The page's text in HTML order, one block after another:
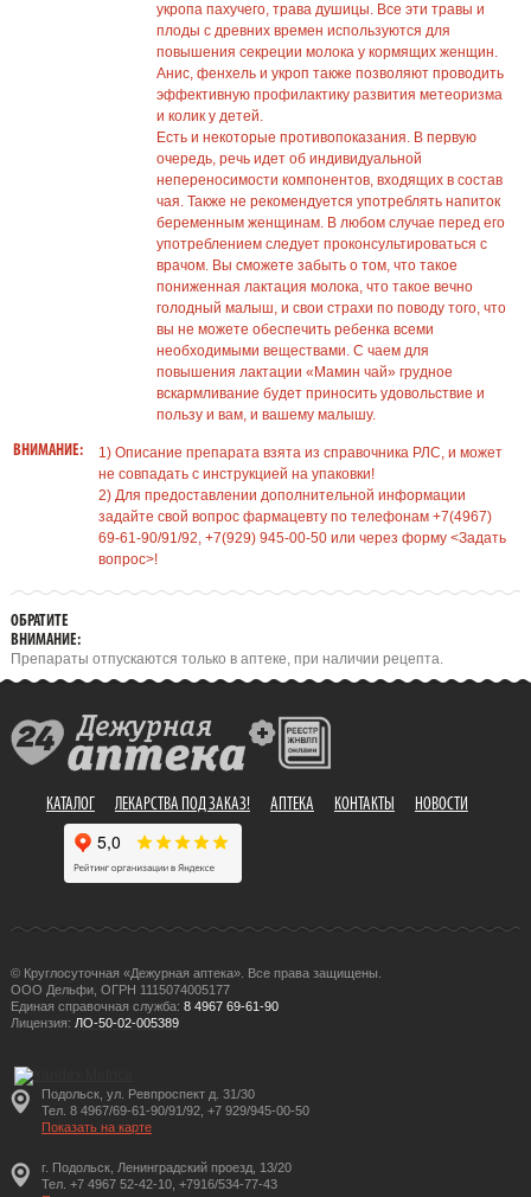
укропа пахучего, трава душицы. Все эти травы и
плоды с древних времен используются для
повышения секреции молока у кормящих женщин.
Анис, фенхель и укроп также позволяют проводить
эффективную профилактику развития метеоризма
и колик у детей.
Есть и некоторые противопоказания. В первую
очередь, речь идет об индивидуальной
непереносимости компонентов, входящих в состав
чая. Также не рекомендуется употреблять напиток
беременным женщинам. В любом случае перед его
употреблением следует проконсультироваться с
врачом. Вы сможете забыть о том, что такое
пониженная лактация молока, что такое вечно
голодный малыш, и свои страхи по поводу того, что
вы не можете обеспечить ребенка всеми
необходимыми веществами. С чаем для
повышения лактации «Мамин чай» грудное
вскармливание будет приносить удовольствие и
пользу и вам, и вашему малышу.
ВНИМАНИЕ:
1) Описание препарата взята из справочника РЛС, и может
не совпадать с инструкцией на упаковки!
2) Для предоставлении дополнительной информации
задайте свой вопрос фармацевту по телефонам +7(4967)
69-61-90/91/92, +7(929) 945-00-50 или через форму <Задать
вопрос>!
ОБРАТИТЕ
ВНИМАНИЕ:
Препараты отпускаются только в аптеке, при наличии рецепта.
КАТАЛОГ ЛЕКАРСТВА ПОД ЗАКАЗ! АПТЕКА КОНТАКТЫ НОВОСТИ
© Круглосуточная «Дежурная аптека». Все права защищены.
ООО Дельфи, ОГРН 1115074005177
Единая справочная служба: 8 4967 69-61-90
Лицензия: ЛО-50-02-005389
Подольск, ул. Ревпроспект д. 31/30
Тел. 8 4967/69-61-90/91/92, +7 929/945-00-50
Показать на карте
г. Подольск, Ленинградский проезд, 13/20
Тел. +7 4967 52-42-10, +7916/534-77-43